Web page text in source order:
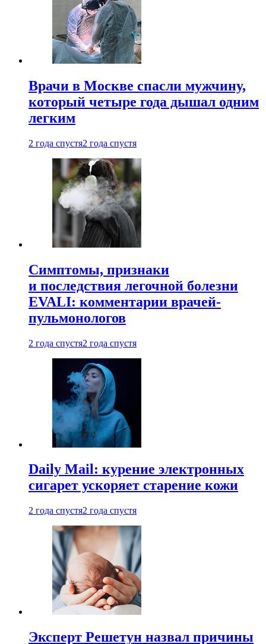
Врачи в Москве спасли мужчину,
который четыре года дышал одним
легким
2 года спустя2 года спустя
Симптомы, признаки
и последствия легочной болезни
EVALI: комментарии врачей-
пульмонологов
2 года спустя2 года спустя
Daily Mail: курение электронных
сигарет ускоряет старение кожи
2 года спустя2 года спустя
Эксперт Решетун назвал причины